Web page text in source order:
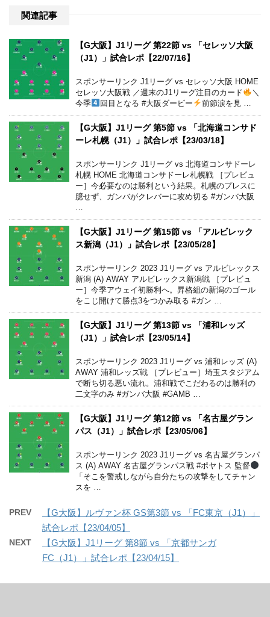
関連記事
【G大阪】J1リーグ 第22節 vs 「セレッソ大阪
（J1）」試合レポ【22/07/16】
スポンサーリンク J1リーグ vs セレッソ大阪 HOME
セレッソ大阪戦 ／週末のJ1リーグ注目のカード
＼
今季
回目となる #大阪ダービー 前節涙を見 …
【G大阪】J1リーグ 第5節 vs 「北海道コンサド
ーレ札幌（J1）」試合レポ【23/03/18】
スポンサーリンク J1リーグ vs 北海道コンサドーレ
札幌 HOME 北海道コンサドーレ札幌戦 ［プレビュ
ー］今必要なのは勝利という結果。札幌のプレスに
臆せず、ガンバがクレバーに攻め切る #ガンバ大阪
【G大阪】J1リーグ 第15節 vs 「アルビレック
ス新潟（J1）」試合レポ【23/05/28】
スポンサーリンク 2023 J1リーグ vs アルビレックス
新潟 (A) AWAY アルビレックス新潟戦 ［プレビュ
ー］今季アウェイ初勝利へ。昇格組の新潟のゴール
をこじ開けて勝点3をつかみ取る #ガン …
【G大阪】J1リーグ 第13節 vs 「浦和レッズ
（J1）」試合レポ【23/05/14】
スポンサーリンク 2023 J1リーグ vs 浦和レッズ (A)
AWAY 浦和レッズ戦 ［プレビュー］埼玉スタジアム
で断ち切る悪い流れ。浦和戦でこだわるのは勝利の
二文字のみ #ガンバ大阪 #GAMB …
【G大阪】J1リーグ 第12節 vs 「名古屋グラン
パス（J1）」試合レポ【23/05/06】
スポンサーリンク 2023 J1リーグ vs 名古屋グランパ
ス (A) AWAY 名古屋グランパス戦 #ポヤトス 監督
「そこを警戒しながら自分たちの攻撃をしてチャン
スを …
PREV
【G大阪】ルヴァン杯 GS第3節 vs 「FC東京（J1）」
試合レポ【23/04/05】
NEXT
【G大阪】J1リーグ 第8節 vs 「京都サンガ
FC（J1）」試合レポ【23/04/15】